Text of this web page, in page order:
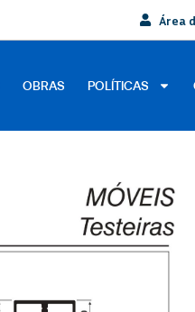
Área
OBRAS POLÍTICAS